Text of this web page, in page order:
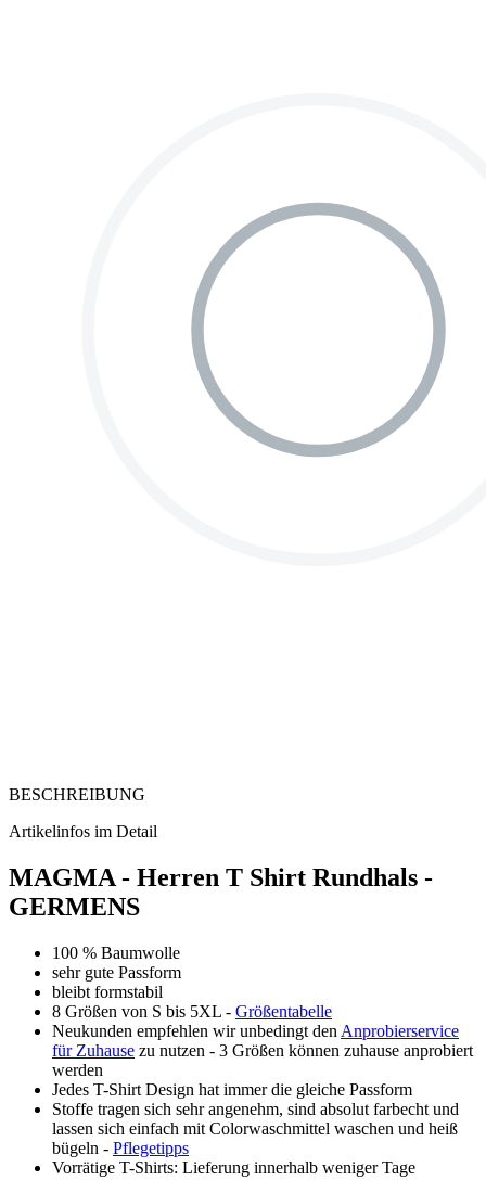
BESCHREIBUNG
Artikelinfos im Detail
MAGMA - Herren T Shirt Rundhals -
GERMENS
100 % Baumwolle
sehr gute Passform
bleibt formstabil
8 Größen von S bis 5XL - Größentabelle
Neukunden empfehlen wir unbedingt den Anprobierservice
für Zuhause zu nutzen - 3 Größen können zuhause anprobiert
werden
Jedes T-Shirt Design hat immer die gleiche Passform
Stoffe tragen sich sehr angenehm, sind absolut farbecht und
lassen sich einfach mit Colorwaschmittel waschen und heiß
bügeln - Pflegetipps
Vorrätige T-Shirts: Lieferung innerhalb weniger Tage